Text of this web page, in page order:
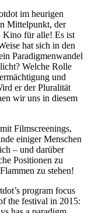
im heurigen
Mittelpunkt, der
Kino für alle! Es ist
hat sich in den
Paradigmenwandel
Welche Rolle
und
er der Pluralität
wir uns in diesem
Filmscreenings,
einiger Menschen
– und darüber
Positionen zu
zu stehen!
program focus
the festival in 2015: